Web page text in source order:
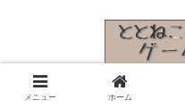
© 2015 とと
メニュー ホーム